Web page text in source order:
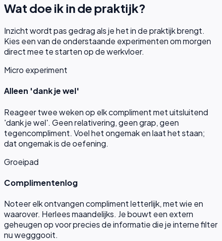
Wat doe ik in de praktijk?
Inzicht wordt pas gedrag als je het in de praktijk brengt.
Kies een van de onderstaande experimenten om morgen
direct mee te starten op de werkvloer.
Micro experiment
Alleen 'dank je wel'
Reageer twee weken op elk compliment met uitsluitend
'dank je wel'. Geen relativering, geen grap, geen
tegencompliment. Voel het ongemak en laat het staan;
dat ongemak is de oefening.
Groeipad
Complimentenlog
Noteer elk ontvangen compliment letterlijk, met wie en
waarover. Herlees maandelijks. Je bouwt een extern
geheugen op voor precies de informatie die je interne filter
nu wegggooit.